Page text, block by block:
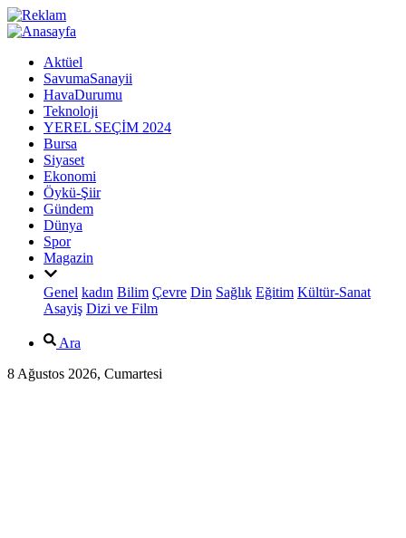
Aktüel
SavumaSanayii
HavaDurumu
Teknoloji
YEREL SEÇİM 2024
Bursa
Siyaset
Ekonomi
Öykü-Şiir
Gündem
Dünya
Spor
Magazin
Genel kadın Bilim Çevre Din Sağlık Eğitim Kültür-Sanat
Asayiş Dizi ve Film
Ara
8 Ağustos 2026, Cumartesi